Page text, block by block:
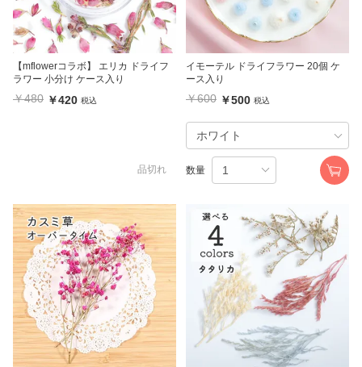
【mflowerコラボ】 エリカ ドライフ
ラワー 小分け ケース入り
￥480 ￥420 税込
品切れ
イモーテル ドライフラワー 20個 ケ
ース入り
￥600 ￥500 税込
数量